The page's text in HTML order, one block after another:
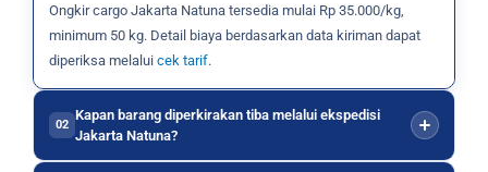
Ongkir cargo Jakarta Natuna tersedia mulai Rp 35.000/kg,
minimum 50 kg. Detail biaya berdasarkan data kiriman dapat
diperiksa melalui cek tarif.
02
Kapan barang diperkirakan tiba melalui ekspedisi
Jakarta Natuna?